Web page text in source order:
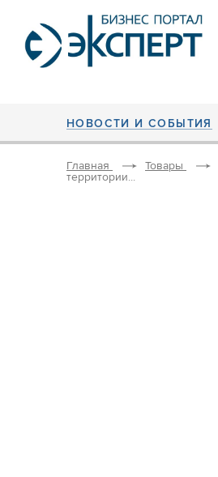
НОВОСТИ И СОБЫТИЯ
Главная Товары
территории...